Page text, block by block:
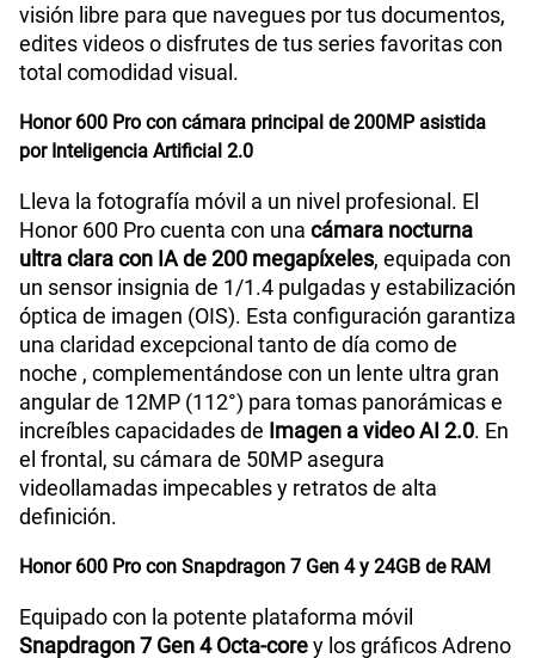
visión libre para que navegues por tus documentos,
edites videos o disfrutes de tus series favoritas con
total comodidad visual.
Honor 600 Pro con cámara principal de 200MP asistida
por Inteligencia Artificial 2.0
Lleva la fotografía móvil a un nivel profesional. El
Honor 600 Pro cuenta con una cámara nocturna
ultra clara con IA de 200 megapíxeles, equipada con
un sensor insignia de 1/1.4 pulgadas y estabilización
óptica de imagen (OIS). Esta configuración garantiza
una claridad excepcional tanto de día como de
noche , complementándose con un lente ultra gran
angular de 12MP (112°) para tomas panorámicas e
increíbles capacidades de Imagen a video AI 2.0. En
el frontal, su cámara de 50MP asegura
videollamadas impecables y retratos de alta
definición.
Honor 600 Pro con Snapdragon 7 Gen 4 y 24GB de RAM
Equipado con la potente plataforma móvil
Snapdragon 7 Gen 4 Octa-corey los gráficos Adreno